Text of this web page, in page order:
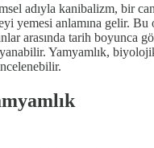
adıyla kanibalizm, bir
yemesi anlamına gelir. Bu
arasında tarih boyunca
Yamyamlık,